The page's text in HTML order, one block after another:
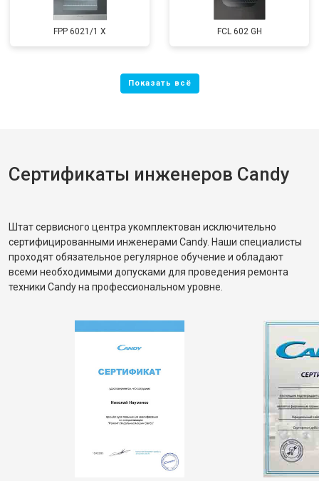
FPP 6021/1 X FCL 602 GH
Сертификаты инженеров Candy
Штат сервисного центра укомплектован исключительно
сертифицированными инженерами Candy. Наши специалисты
проходят обязательное регулярное обучение и обладают
всеми необходимыми допусками для проведения ремонта
техники Candy на профессиональном уровне.